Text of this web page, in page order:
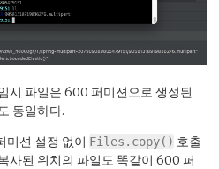
시 파일은 600 퍼미션으로 생성된
동일하다.
미션 설정 없이 Files.copy() 호출
사된 위치의 파일도 똑같이 600 퍼